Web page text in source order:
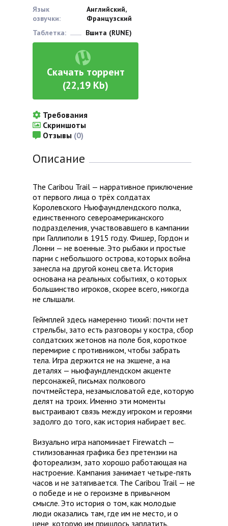
Язык
озвучки:
Английский,
Французский
Таблетка:
Вшита (RUNE)
Скачать торрент
(22,19 Kb)
Требования
Скриншоты
Отзывы (0)
Описание
The Caribou Trail — нарративное приключение
от первого лица о трёх солдатах
Королевского Ньюфаундлендского полка,
единственного североамериканского
подразделения, участвовавшего в кампании
при Галлиполи в 1915 году. Фишер, Гордон и
Лонни — не военные. Это рыбаки и простые
парни с небольшого острова, которых война
занесла на другой конец света. История
основана на реальных событиях, о которых
большинство игроков, скорее всего, никогда
не слышали.
Геймплей здесь намеренно тихий: почти нет
стрельбы, зато есть разговоры у костра, сбор
солдатских жетонов на поле боя, короткое
перемирие с противником, чтобы забрать
тела. Игра держится не на экшене, а на
деталях — ньюфаундлендском акценте
персонажей, письмах полкового
почтмейстера, незамысловатой еде, которую
делят на троих. Именно эти моменты
выстраивают связь между игроком и героями
задолго до того, как история набирает вес.
Визуально игра напоминает Firewatch —
стилизованная графика без претензии на
фотореализм, зато хорошо работающая на
настроение. Кампания занимает четыре-пять
часов и не затягивается. The Caribou Trail — не
о победе и не о героизме в привычном
смысле. Это история о том, как молодые
люди оказались там, где им не место, и о
цене, которую им пришлось заплатить.